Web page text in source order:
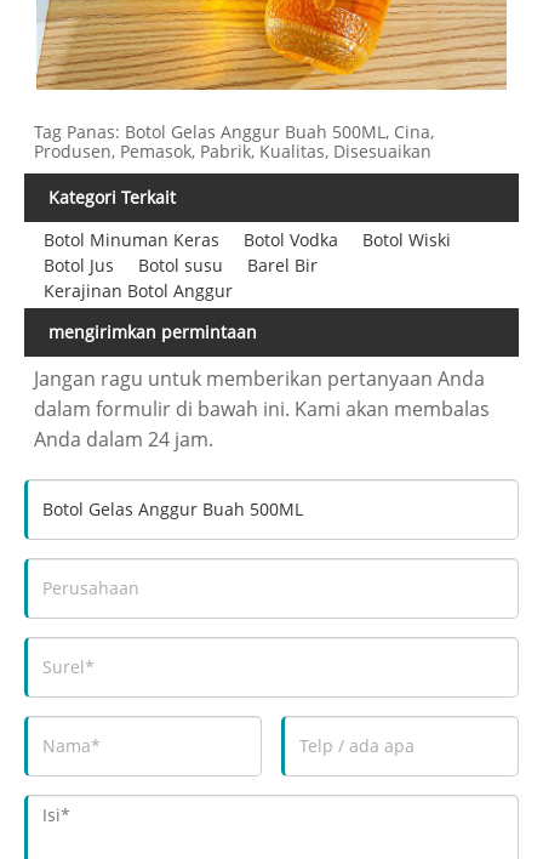
Tag Panas: Botol Gelas Anggur Buah 500ML, Cina,
Produsen, Pemasok, Pabrik, Kualitas, Disesuaikan
Kategori Terkait
Botol Minuman Keras
Botol Vodka
Botol Wiski
Botol Jus
Botol susu
Barel Bir
Kerajinan Botol Anggur
mengirimkan permintaan
Jangan ragu untuk memberikan pertanyaan Anda
dalam formulir di bawah ini. Kami akan membalas
Anda dalam 24 jam.